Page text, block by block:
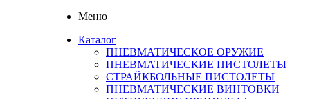
Меню
Каталог
ПНЕВМАТИЧЕСКОЕ ОРУЖИЕ
ПНЕВМАТИЧЕСКИЕ ПИСТОЛЕТЫ
СТРАЙКБОЛЬНЫЕ ПИСТОЛЕТЫ
ПНЕВМАТИЧЕСКИЕ ВИНТОВКИ